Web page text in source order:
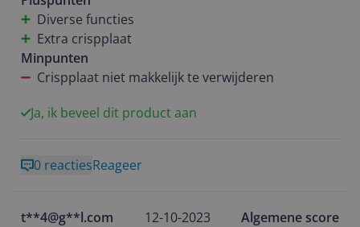
Schoonmaken is gemakkelijk, Dat doe ik na elk
gebruik en zo blijft hij mooi schoon.
verwarmen of ontdooien. Makkelijk in gebruik en
makkelijk schoon te maken.
Diverse functies
Extra crispplaat
Minpunten
Crispplaat niet makkelijk te verwijderen
Ja, ik beveel dit product aan
0 reactiesReageer
t**4@g**l.com 12-10-2023
Algemene score